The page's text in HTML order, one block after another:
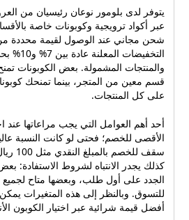
محددة. عروض وخصومات
دورية وكوبونات تناسب العملاء
الجدد والحاليين. أنواع
الخصومات المتاحة وكيف تختار
الأنسب يتوفر لدى بلومور
نوعان رئيسيان من العروض:
خصومات مباشرة عبر أكواد
بالأقسام أو المنتجات، وعروض
شحن مجاني عند الوصول
لقيمة محددة من الطلب.
تتراوح نسب التخفيضات
المعلنة عادة بين 7% و10%
بحسب نوع الكود والمنتجات
المشمولة. بعض الكوبونات
يتوفر لدى بلومور نوعان رئيسيان من
عبر أكواد ترويجية وكوبونات خاصة
شحن مجاني عند الوصول لقيمة محددة
التخفيضات
والمنتجات المشمولة. بعض الكوبونات
قسم معين من المتجر، بينما تمنحك
على كل المنتجات.
أحد أهم العوامل التي يجب مراعاتها عند
الأقصى للخصم؛ فحتى لو كانت النسبة
سقف
كذلك يجدر الانتباه لشروط الاستفادة: بعض
الجدد على أول طلب، وبعضها متاح لجميع
للتسوق. وبالنظر إلى هذه المتغيرات
أفضل قيمة شرائية عبر اختيار الكوبون